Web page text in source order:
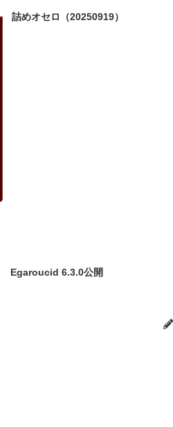
詰めオセロ（20250919）
Egaroucid 6.3.0公開